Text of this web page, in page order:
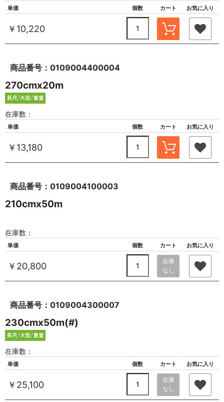
単価 個数 カート お気に入り
￥10,220
商品番号：0109004400004
270cmx20m
在庫数：
単価 個数 カート お気に入り
￥13,180
商品番号：0109004100003
210cmx50m
在庫数：
単価 個数 カート お気に入り
￥20,800
在庫
なし
商品番号：0109004300007
230cmx50m(#)
在庫数：
単価 個数 カート お気に入り
￥25,100
在庫
なし